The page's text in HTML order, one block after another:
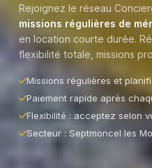
Rejoignez le réseau
missions régulières de
en location courte durée.
flexibilité totale, missions
Missions régulières et
Paiement rapide après
Flexibilité : acceptez selon
Secteur : Septmoncel les